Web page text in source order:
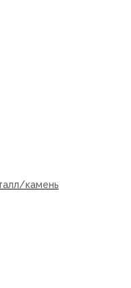
камень